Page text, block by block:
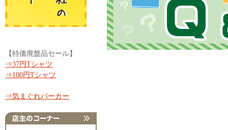
【特価廃盤品セール】
⇒37円Tシャツ
⇒100円Tシャツ
⇒気まぐれパーカー